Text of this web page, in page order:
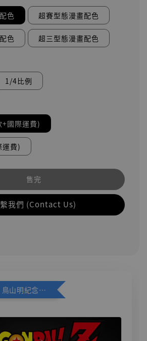
色 超賽型態漫畫配色
色 超三型態漫畫配色
1/4比例
國際運費)
運費)
售完
我們 (Contact Us)
加購優惠【悟空 鳥山明紀念款 [奇蹟工作室]】